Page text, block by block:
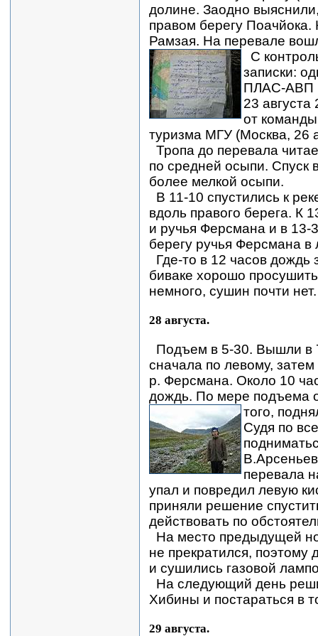
долине. Заодно
правом берегу
Рамзая. На перевале
С
записки:
ПЛАС-АВП
23 августа
от
туризма МГУ (Москва, 26
Тропа до перевала
по средней осыпи. Спуск
более мелкой осыпи.
В 11-10 спустились к
вдоль правого берега. К
и ручья Ферсмана и в 13-
берегу ручья Ферсмана в
Где-то в 12 часов дождь
биваке хорошо
немного, сушин почти нет.
28 августа.
Подъем в 5-30. Вышли в
сначала по левому,
р. Ферсмана. Около 10
дождь. По мере подъема
того,
Судя по
перевала
упал и повредил левую
приняли решение
действовать по
На место предыдущей
не прекратился, поэтому
и сушились газовой
На следующий день
Хибины и постараться в
29 августа.